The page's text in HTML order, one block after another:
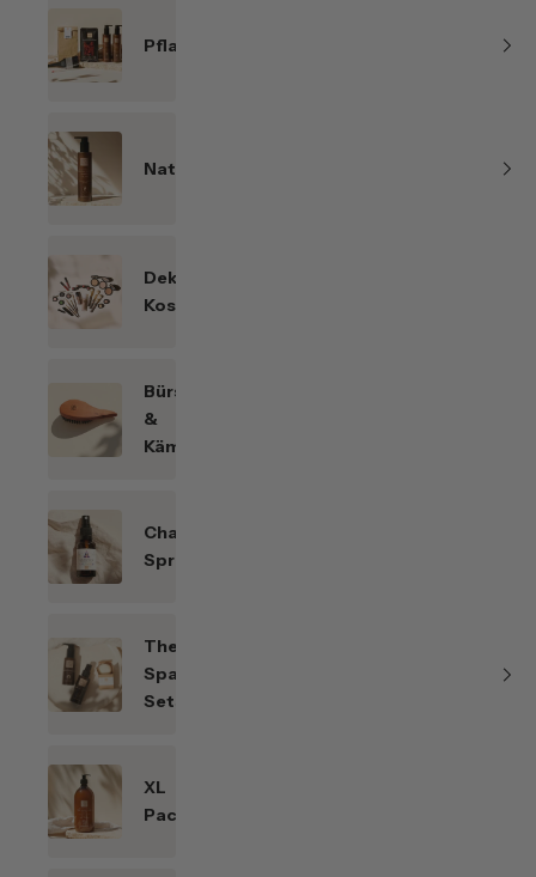
Pflanzenhaarfarben
Naturkosmetik
Dekorative
Kosmetik
Bürsten
&
Kämme
Chakren-
Sprays
Themen-
Spar-
Sets
XL
Packungen